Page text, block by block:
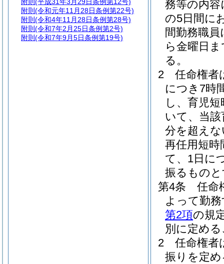
務等の内
の5日間に
間勤務職
ら金曜日
る。
2
任命権者
につき7時
し、育児
いて、当
分を超え
再任用短
て、1日に
振るもの
第4条
任命
よって勤
第2項の規
別に定め
2
任命権者
振りを定
附則 (令和元年11月28日条例第22号)
附則 (令和4年11月28日条例第28号)
附則 (令和7年2月25日条例第2号)
附則 (令和7年9月5日条例第19号)